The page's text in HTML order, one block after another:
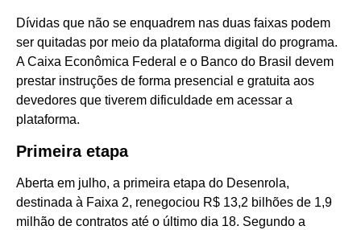
Dívidas que não se enquadrem nas duas faixas podem
ser quitadas por meio da plataforma digital do programa.
A Caixa Econômica Federal e o Banco do Brasil devem
prestar instruções de forma presencial e gratuita aos
devedores que tiverem dificuldade em acessar a
plataforma.
Primeira etapa
Aberta em julho, a primeira etapa do Desenrola,
destinada à Faixa 2, renegociou R$ 13,2 bilhões de 1,9
milhão de contratos até o último dia 18. Segundo a